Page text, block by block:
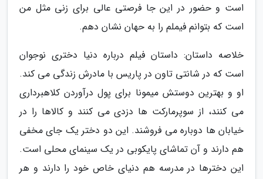
است و حضور در این جا فرصتی عالی برای زنی مثل من
است که بتوانم فیملم را به حهان نشان دهم.
خلاصه داستان: داستان فیلم درباره دنیا دختری نوجوان
است که در شانتی تاون در پاریس با مادرش زندگی می کند.
او و بهترین دوستش میمونا برای پول درآوردن کلاهبرداری
می کنند، از سوپرمارکت ها دزدی می کنند و کالاها را در
خیابان ها دوباره می فروشند. این دو دختر یک جای مخفی
هم دارند و آن تماشای پایکوبی در یک سینمای محلی است.
این دخترها در مدرسه هم دنیای خاص خود را دارند و هر